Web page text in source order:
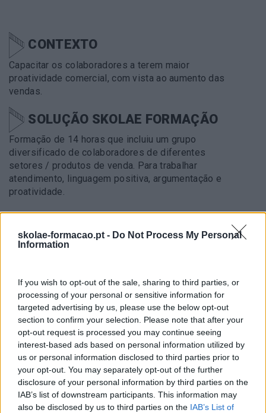
skolae-formacao.pt - Do Not Process My Personal
Information
If you wish to opt-out of the sale, sharing to third parties, or
processing of your personal or sensitive information for
targeted advertising by us, please use the below opt-out
section to confirm your selection. Please note that after your
opt-out request is processed you may continue seeing
interest-based ads based on personal information utilized by
us or personal information disclosed to third parties prior to
your opt-out. You may separately opt-out of the further
disclosure of your personal information by third parties on the
IAB’s list of downstream participants. This information may
also be disclosed by us to third parties on the IAB’s List of
CONTEXTO
Capacitar os colaboradores a terem maior
proatividade comercial, com vista ao aumento das
vendas.
SOLUÇÃO SKOLAE FORMAÇÃO
Formação de 14 horas que incluiu um grupo
diversificado de colaboradores de diferentes
setores / produtos de venda. Para trabalhar
atendimento, linguagem positiva, argumentação e
proatividade.
METODOLOGIA
Utilizando o método ativo, foram realizados
prático de construção exposição de produtos em
bancada.
IMPACTO OBTIDO
Consolidação da imagem da empresa, utilizando
uma forma de atendimento de excelência, causando
uma boa impressão e argumentação positiva para
promover mais e melhores vendas.